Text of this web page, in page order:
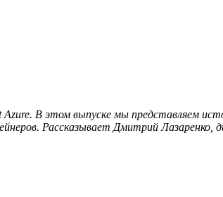
В этом выпуске мы представляем
Рассказывает Дмитрий Лазаренко,